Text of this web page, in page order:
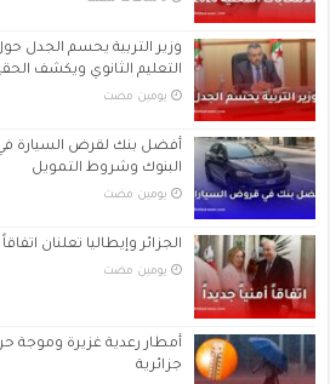
وزير التربية يحسم الجدل
التعليم الثانوي ويكشف
‏يومين مضت
البنوك وشروط التمويل
‏يومين مضت
الجزائر وإيطاليا تعلنان
‏يومين مضت
أمطار رعدية غزيرة وموجة
جزائرية